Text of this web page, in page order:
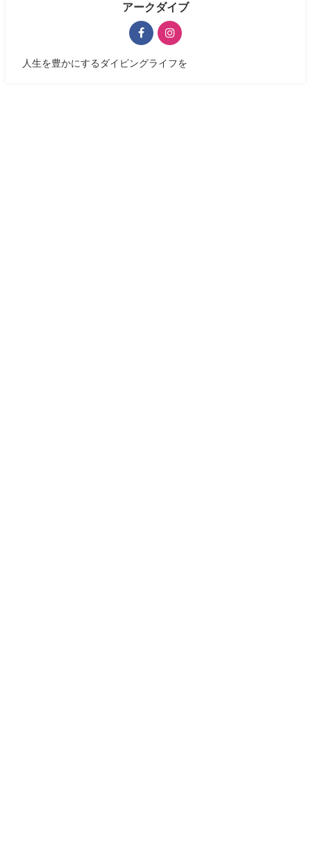
アークダイブ
人生を豊かにするダイビングライフを